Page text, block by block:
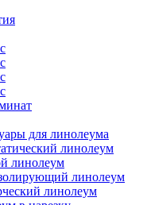
для линолеума
линолеум
линолеум
линолеум
линолеум